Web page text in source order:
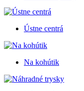
Ústne centrá
Na kohútik